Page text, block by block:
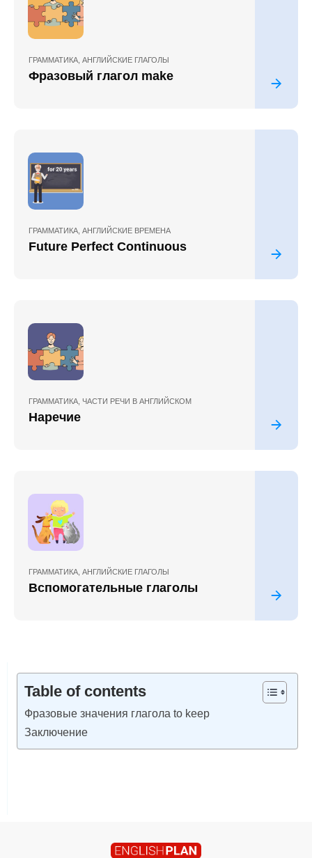
ГРАММАТИКА АНГЛИЙСКИЕ ГЛАГОЛЫ
Фразовый глагол make
ГРАММАТИКА АНГЛИЙСКИЕ ВРЕМЕНА
Future Perfect Continuous
ГРАММАТИКА ЧАСТИ РЕЧИ В АНГЛИЙСКОМ
Наречие
ГРАММАТИКА АНГЛИЙСКИЕ ГЛАГОЛЫ
Вспомогательные глаголы
Table of contents
Фразовые значения глагола to keep
Заключение